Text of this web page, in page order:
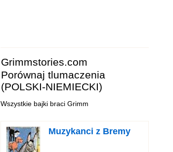
Grimmstories.com
Porównaj tlumaczenia
(POLSKI-NIEMIECKI)
Wszystkie bajki braci Grimm
Muzykanci z Bremy